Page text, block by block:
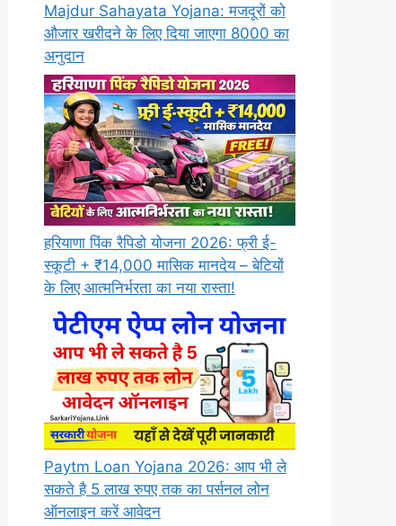
Majdur Sahayata Yojana: मजदूरों को
औजार खरीदने के लिए दिया जाएगा 8000 का
अनुदान
हरियाणा पिंक रैपिडो योजना 2026: फ्री ई-
स्कूटी + ₹14,000 मासिक मानदेय – बेटियों
के लिए आत्मनिर्भरता का नया रास्ता!
Paytm Loan Yojana 2026: आप भी ले
सकते है 5 लाख रुपए तक का पर्सनल लोन
ऑनलाइन करें आवेदन